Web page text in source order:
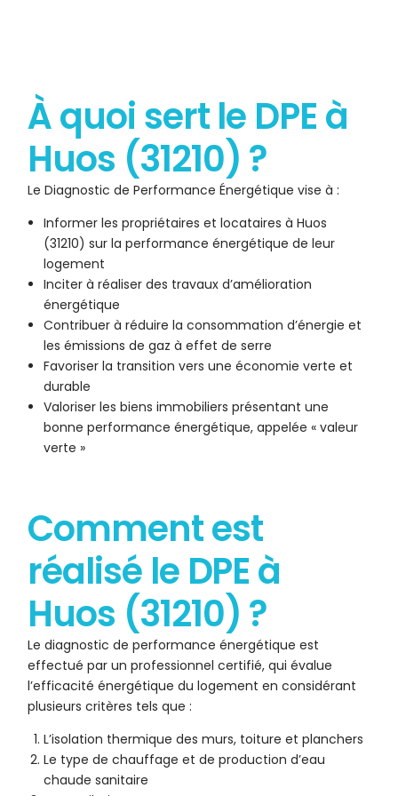
À quoi sert le DPE à
Huos (31210) ?
Le Diagnostic de Performance Énergétique vise à :
Informer les propriétaires et locataires à Huos
(31210) sur la performance énergétique de leur
logement
Inciter à réaliser des travaux d’amélioration
énergétique
Contribuer à réduire la consommation d’énergie et
les émissions de gaz à effet de serre
Favoriser la transition vers une économie verte et
durable
Valoriser les biens immobiliers présentant une
bonne performance énergétique, appelée « valeur
verte »
Comment est
réalisé le DPE à
Huos (31210) ?
Le diagnostic de performance énergétique est
effectué par un professionnel certifié, qui évalue
l’efficacité énergétique du logement en considérant
plusieurs critères tels que :
L’isolation thermique des murs, toiture et planchers
Le type de chauffage et de production d’eau
chaude sanitaire